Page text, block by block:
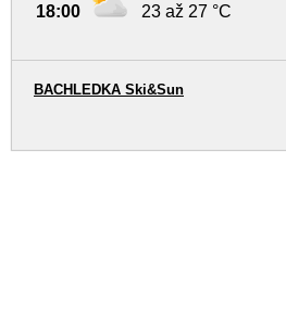
18:00 23 až 27 °C
BACHLEDKA Ski&Sun